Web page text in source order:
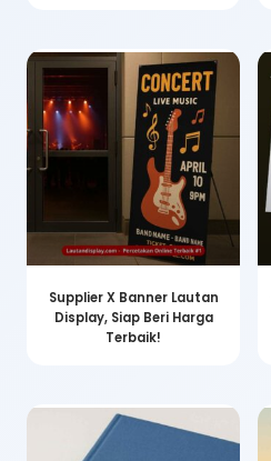
Supplier X Banner Lautan
Display, Siap Beri Harga
Terbaik!